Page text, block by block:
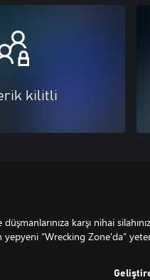
kilitli
düşmanlarınıza karşı nihai
“Wrecking Zone'da”